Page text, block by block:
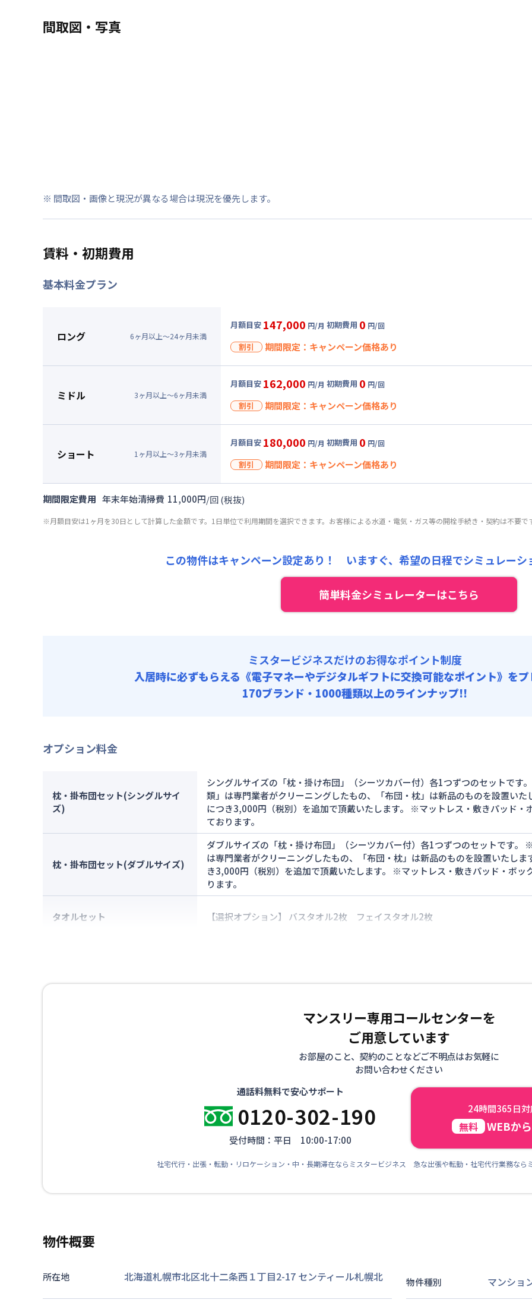
間取図・写真
※ 間取図・画像と現況が異なる場合は現況を優先します。
賃料・初期費用
基本料金プラン
ロング 6ヶ月以上～24ヶ月未満
月額目安 147,000 円/月 初期費用 0 円/回
割引 期間限定：キャンペーン価格あり
入居開始日
、清掃料15%引きキャンペーン（0円/回・割引）
キャンペーン価格:
月額目安124,950 初期費用0
利用時の料金詳細
月額賃料目安(30日利用)
賃料 : 147,000円/月 (4,900円/日)
光熱費他 :
清掃料他 : 0円/回 (税抜)
ミドル 3ヶ月以上～6ヶ月未満
月額目安 162,000 円/月 初期費用 0 円/回
割引 期間限定：キャンペーン価格あり
入居開始日
、清掃料15%引きキャンペーン（0円/回・割引）
キャンペーン価格:
月額目安137,700 初期費用0
月額賃料目安(30日利用)
光熱費他 : 0円/月 (0円/日) (税抜) ※賃料に含める
0円/回 (税抜)
ショート 1 ヶ月以上～3ヶ月未満
月額目安 180,000 円/月 初期費用 0 円/回
割引 期間限定：キャンペーン価格あり
、清掃料15%引きキャンペーン（0円/回・割引）
180,000円/月 (6,000円/日)
期間限定費用 年末年始清掃費 11,000円/回(税抜)
※月額目安は1ヶ月を30日として計算した金額です。1日単位で利用期間を選択できます。お客様による水道・電気・ガス等の開栓手続き・契約は不要です
この物件はキャンペーン設定あり！ いますぐ、 希望の日程でシミュレーシ
簡単料金シミュレーターはこちら
ミスタービジネスだけのお得なポイント制度
入居時に必ずもらえる 《電子マネーやデジタルギフトに交換可能なポイント》を
170ブランド・1000種類以上のラインナップ!!
オプション料金
枕・掛布団セット(シングルサイ
ズ)
シングルサイズの「枕・掛け布団」（シーツカバー付）各1つずつのセットです
類」は専門業者がクリーニングしたもの、「布団・枕」は新品のものを設置い
につき3,000円（税別）を追加で頂戴いたします。 ※マットレス・敷きパッド・
ております。
枕・掛布団セット(ダブルサイズ)
ダブルサイズの「枕・掛け布団」（シーツカバー付）各1つずつのセットです。
は専門業者がクリーニングしたもの、「布団・枕」は新品のものを設置いたし
き3,000円（税別）を追加で頂戴いたします。 ※マットレス・敷きパッド・ボッ
ります。
タオルセット 【選択オプション】 バスタオル2枚 フェイスタオル2枚
マンスリー専用コールセンターを
ご用意しています
お部屋のこと、契約のことなどご不明点はお気軽に
お問い合わせください
通話料無料で安心サポート
0120-302-190
受付時間：平日 10:00-17:00
24時間365日対
無料 WEBか
社宅代行・出張・転勤・リロケーション・中・長期滞在ならミスタービジネス 急な出張や転勤・社宅代行業務なら
物件概要
所在地 北海道札幌市北区北十二条西１丁目2-17 センティール札幌北 物件種別 マンショ